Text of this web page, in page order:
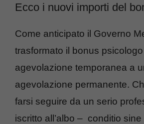
Ecco i nuovi importi del
Come anticipato il Governo
trasformato il bonus psicologo
agevolazione temporanea a
agevolazione permanente.
farsi seguire da un serio
iscritto all’albo – conditio